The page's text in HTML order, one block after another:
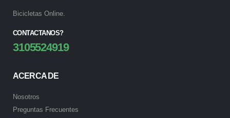
Bicicletas Online.
CONTACTANOS?
3105524919
ACERCA DE
Nosotros
Preguntas Frecuentes